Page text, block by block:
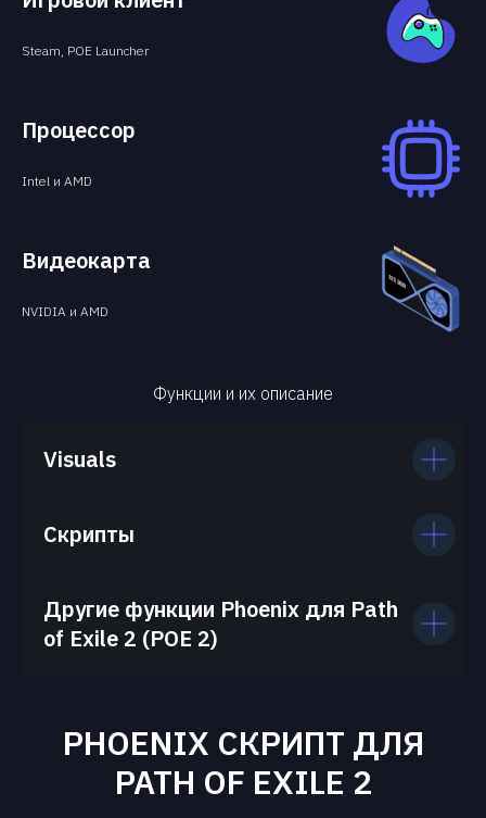
Steam, POE Launcher
Процессор
Intel и AMD
Видеокарта
NVIDIA и AMD
Функции и их описание
Visuals
Скрипты
Другие функции Phoenix для Path
of Exile 2 (POE 2)
PHOENIX СКРИПТ ДЛЯ
PATH OF EXILE 2